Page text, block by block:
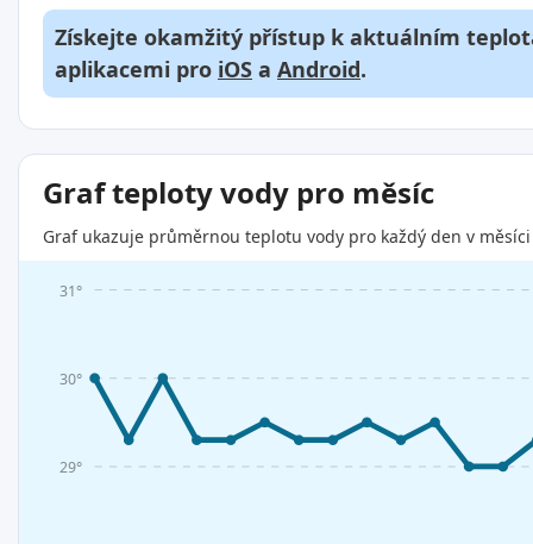
Získejte okamžitý přístup k aktuálním
aplikacemi pro iOS a Android.
Graf teploty vody pro měsíc
Graf ukazuje průměrnou teplotu vody pro každý den v
29°
30°
31°